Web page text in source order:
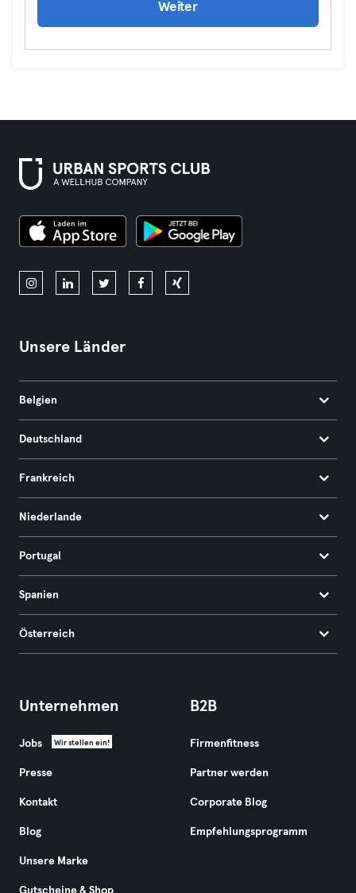
Weiter
Unsere Länder
Belgien
Deutschland
Frankreich
Niederlande
Portugal
Spanien
Österreich
Unternehmen
Jobs Wir stellen ein!
Presse
Kontakt
Blog
Unsere Marke
Gutscheine & Shop
B2B
Firmenfitness
Partner werden
Corporate Blog
Empfehlungsprogramm